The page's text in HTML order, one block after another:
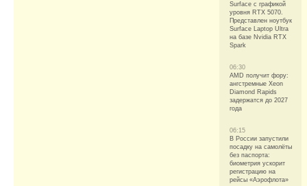
Surface с графикой
уровня RTX 5070.
Представлен ноутбук
Surface Laptop Ultra
на базе Nvidia RTX
Spark
06:30
AMD получит фору:
ангстремные Xeon
Diamond Rapids
задержатся до 2027
года
06:15
В России запустили
посадку на самолёты
без паспорта:
биометрия ускорит
регистрацию на
рейсы «Аэрофлота»